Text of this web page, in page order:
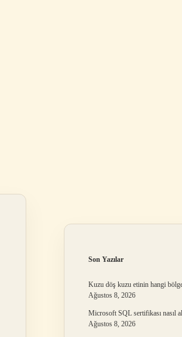
Son Yazılar
Kuzu döş kuzu etinin hangi
Ağustos 8, 2026
Microsoft SQL sertifikası nasıl
Ağustos 8, 2026